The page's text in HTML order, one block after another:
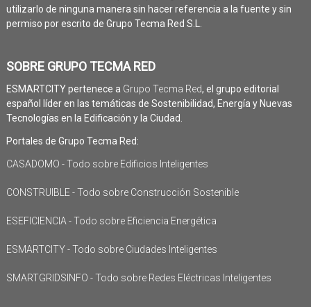
utilizarlo de ninguna manera sin hacer referencia a la fuente y sin
permiso por escrito de Grupo Tecma Red S.L.
SOBRE GRUPO TECMA RED
ESMARTCITY pertenece a Grupo Tecma Red, el grupo editorial
español líder en las temáticas de Sostenibilidad, Energía y Nuevas
Tecnologías en la Edificación y la Ciudad.
Portales de Grupo Tecma Red:
CASADOMO - Todo sobre Edificios Inteligentes
CONSTRUIBLE - Todo sobre Construcción Sostenible
ESEFICIENCIA - Todo sobre Eficiencia Energética
ESMARTCITY - Todo sobre Ciudades Inteligentes
SMARTGRIDSINFO - Todo sobre Redes Eléctricas Inteligentes